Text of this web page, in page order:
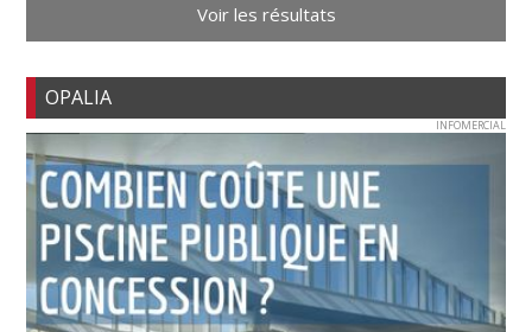
Voir les résultats
OPALIA
INFOMERCIAL